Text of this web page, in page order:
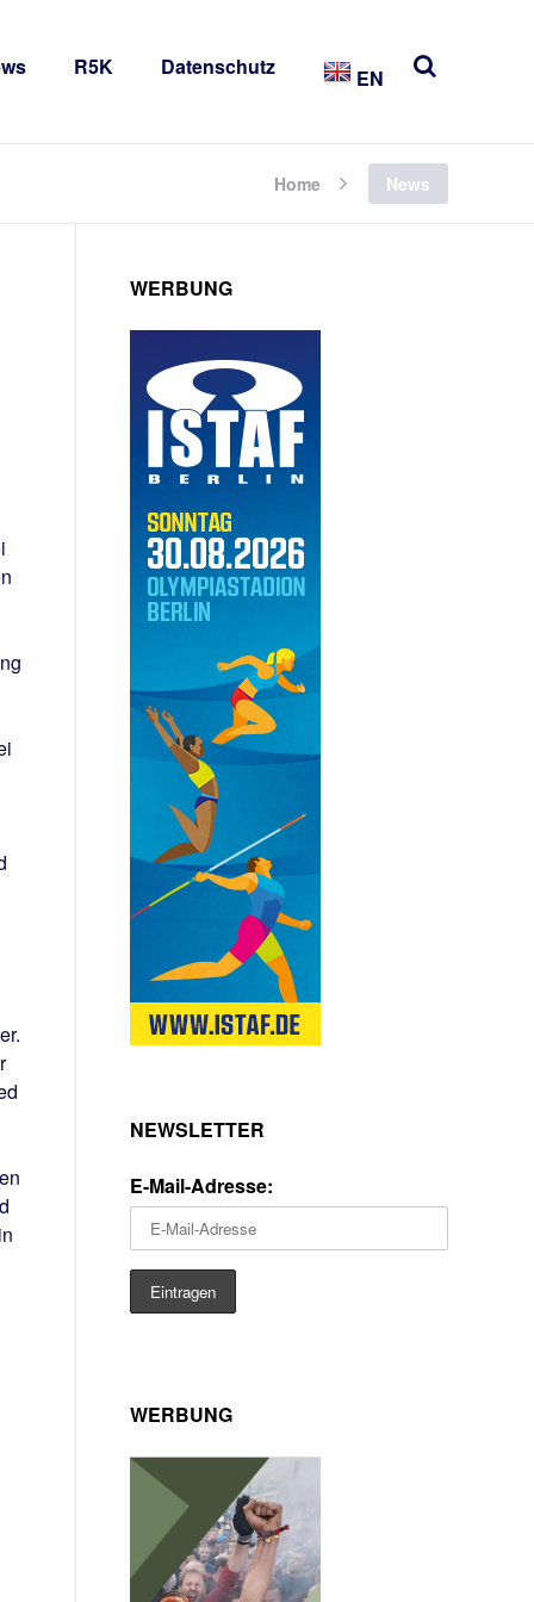
R5K Datenschutz EN
Home News
WERBUNG
NEWSLETTER
E-Mail-Adresse:
WERBUNG